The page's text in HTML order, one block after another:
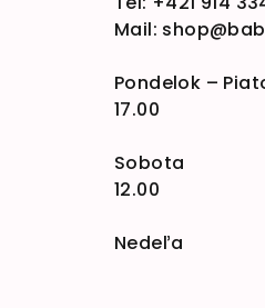
Mail:
Pondelok –
17.00
Sobota
12.00
Nedeľa